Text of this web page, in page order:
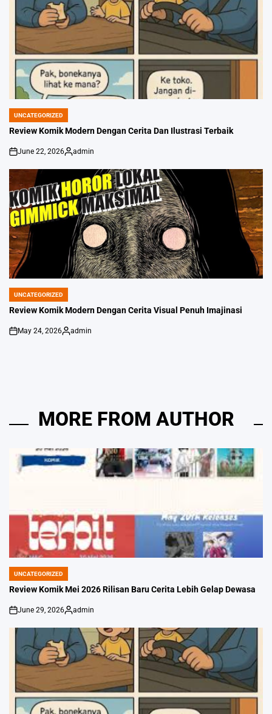
POSTED
IN
UNCATEGORIZED
Review Komik Modern Dengan Cerita Dan Ilustrasi Terbaik
on
June 22, 2026
Posted
admin
POSTED
IN
UNCATEGORIZED
Review Komik Modern Dengan Cerita Visual Penuh Imajinasi
on
May 24, 2026
Posted
admin
MORE FROM AUTHOR
POSTED
IN
UNCATEGORIZED
Review Komik Mei 2026 Rilisan Baru Cerita Lebih Gelap Dewasa
on
June 29, 2026
Posted
admin